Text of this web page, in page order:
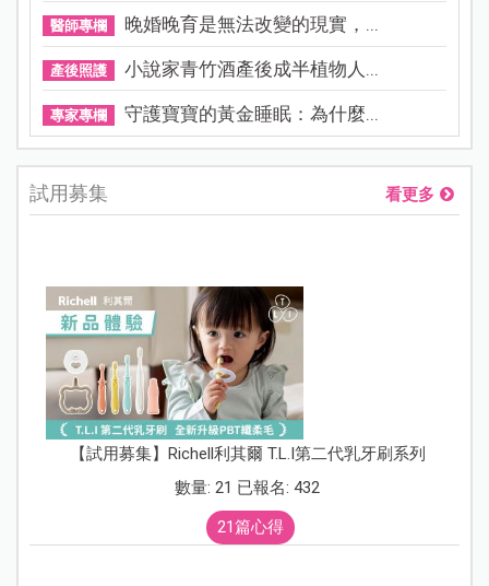
醫師專欄 晚婚晚育是無法改變的現實，...
產後照護 小說家青竹酒產後成半植物人...
專家專欄 守護寶寶的黃金睡眠：為什麼...
試用募集 看更多
【試用募集】Richell利其爾 T.L.I第二代乳牙刷系列
數量: 21 已報名: 432
21篇心得